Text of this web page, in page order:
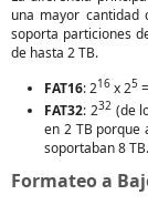
una mayor cantidad
soporta particiones
de hasta 2 TB.
FAT16: 216 x 25
FAT32: 232(de
en 2 TB porque
soportaban 8 TB.
Formateo a